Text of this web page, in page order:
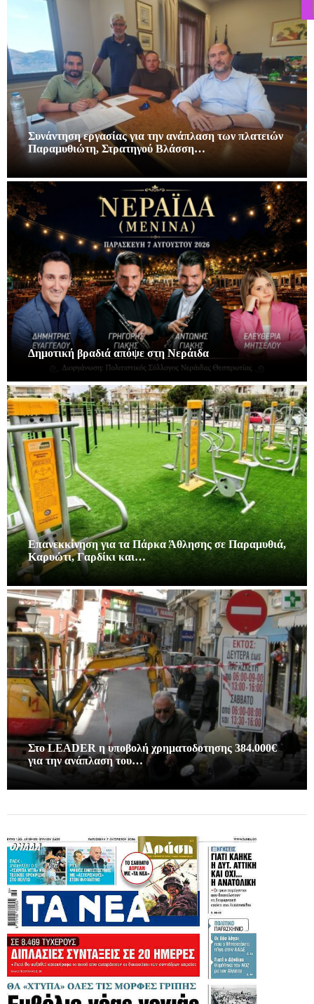
Συνάντηση εργασίας για την ανάπλαση των πλατειών
Παραμυθιώτη, Στρατηγού Βλάσση…
Δημοτική βραδιά απόψε στη Νεράιδα
Επανεκκίνηση για τα Πάρκα Άθλησης σε Παραμυθιά,
Καρυώτι, Γαρδίκι και…
Στο LEADER η υποβολή χρηματοδοτησης 384.000€
για την ανάπλαση του…